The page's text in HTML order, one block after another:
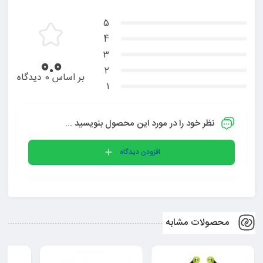
، می‌توانید از کیفیت بالا و قیمت مناسب
این محصول بهره‌مند شده و ظاهری شیک و کاربردی برای
5
4
3
2
1
0.0بر اساس 0 دیدگاه
نظر خود را در مورد این محصول بنویسید ...
افزودن دیدگاه
محصولات مشابه